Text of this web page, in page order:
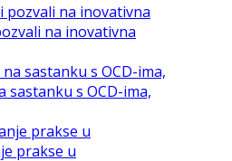
na inovativna
sastanku s OCD-ima,
prakse u